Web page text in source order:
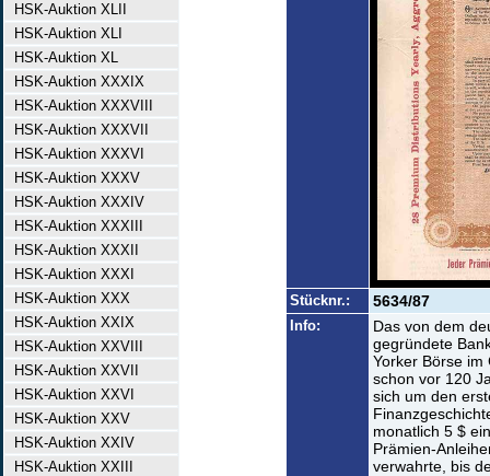
HSK-Auktion XLII
HSK-Auktion XLI
HSK-Auktion XL
HSK-Auktion XXXIX
HSK-Auktion XXXVIII
HSK-Auktion XXXVII
HSK-Auktion XXXVI
HSK-Auktion XXXV
HSK-Auktion XXXIV
HSK-Auktion XXXIII
HSK-Auktion XXXII
HSK-Auktion XXXI
HSK-Auktion XXX
HSK-Auktion XXIX
HSK-Auktion XXVIII
HSK-Auktion XXVII
HSK-Auktion XXVI
HSK-Auktion XXV
HSK-Auktion XXIV
HSK-Auktion XXIII
Stücknr.: 5634/87
Info:
Das von dem
gegründete
Yorker Börse im
schon vor 120
sich um den
monatlich 5 $
Prämien-
verwahrte, bis